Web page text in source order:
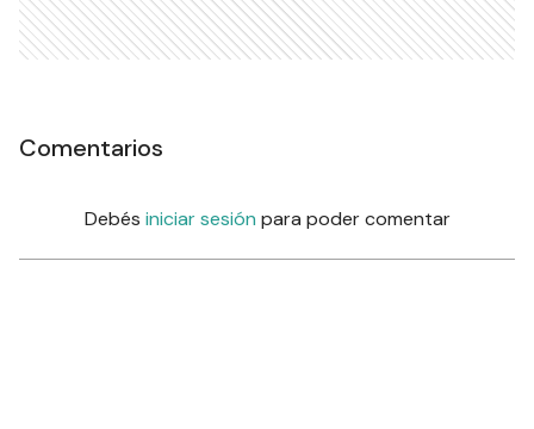
Comentarios
Debés iniciar sesión para poder comentar